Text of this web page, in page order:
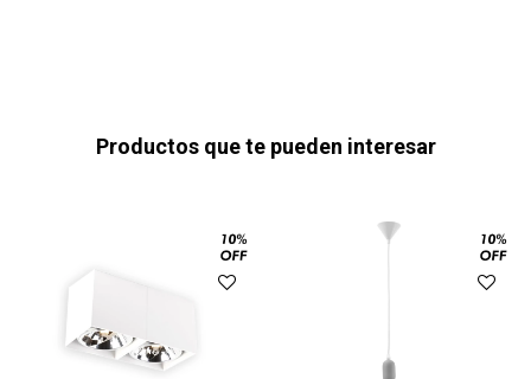
Productos que te pueden interesar